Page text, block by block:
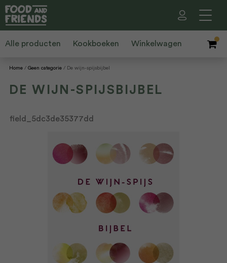
Alle producten Kookboeken Winkelwagen
Home Geen categorie De wijn-spijsbijbel
DE WIJN-SPIJSBIJBEL
field_5dc3de35377dd